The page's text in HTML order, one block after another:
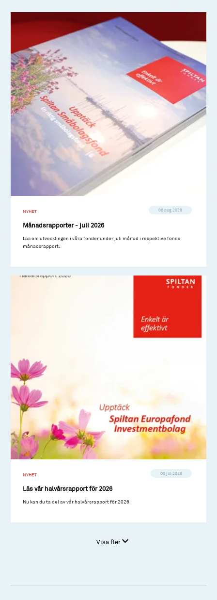
NYHET 06 aug 2026
Månadsrapporter - juli 2026
Läs om utvecklingen i våra fonder under juli månad i respektive fonds
månadsrapport.
NYHET 08 jul 2026
Läs vår halvårsrapport för 2026
Nu kan du ta del av vår halvårsrapport för 2026.
Visa fler